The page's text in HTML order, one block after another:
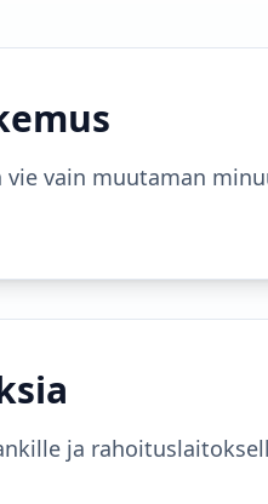
vain muutaman
ja